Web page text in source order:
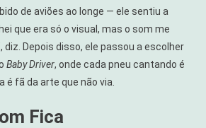
de aviões ao longe — ele sentiu a
que era só o visual, mas o som me
diz. Depois disso, ele passou a escolher
Baby Driver, onde cada pneu cantando é
é fã da arte que não via.
Fica